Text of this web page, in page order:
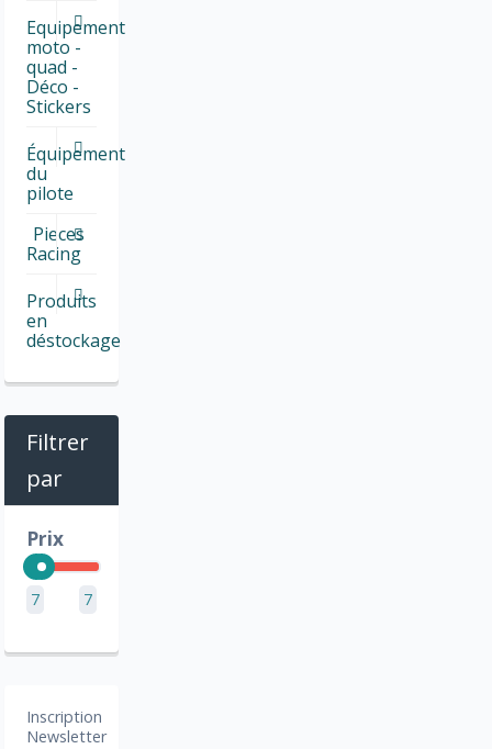
Equipement
moto -
quad -
Déco -
Stickers
Équipement
du
pilote
Pieces
Racing
Produits
en
déstockage
Filtrer
par
Prix
7 7
Inscription
Newsletter